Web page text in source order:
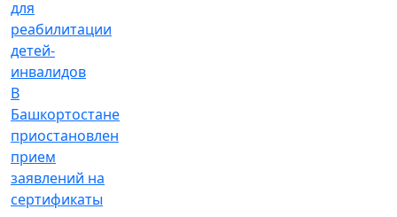
В
Башкортостане
приостановлен
прием
заявлений на
сертификаты